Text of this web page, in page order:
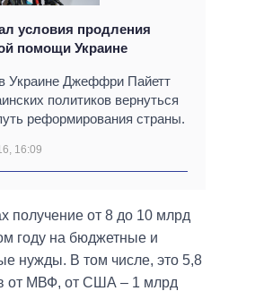
условия продления
помощи Украине
Джеффри Пайетт
политиков вернуться
реформирования страны.
16:09
получение от 8 до 10 млрд
году на бюджетные и
нужды. В том числе, это 5,8
от МВФ, от США – 1 млрд